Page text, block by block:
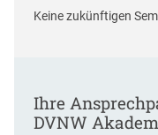
Keine zukünftigen
Ihre
DVNW